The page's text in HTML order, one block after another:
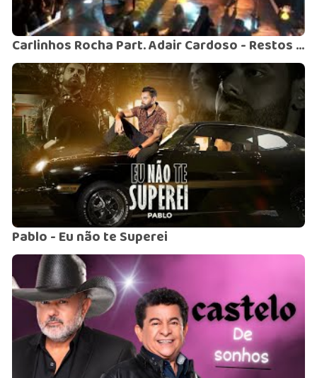
Carlinhos Rocha Part. Adair Cardoso - Restos de Você
Pablo - Eu não te Superei